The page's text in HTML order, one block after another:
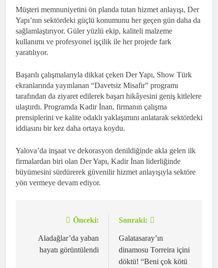
Müşteri memnuniyetini ön planda tutan hizmet anlayışı, Der
Yapı’nın sektördeki güçlü konumunu her geçen gün daha da
sağlamlaştırıyor. Güler yüzlü ekip, kaliteli malzeme
kullanımı ve profesyonel işçilik ile her projede fark
yaratılıyor.
Başarılı çalışmalarıyla dikkat çeken Der Yapı, Show Türk
ekranlarında yayınlanan “Davetsiz Misafir” programı
tarafından da ziyaret edilerek başarı hikâyesini geniş kitlelere
ulaştırdı. Programda Kadir İnan, firmanın çalışma
prensiplerini ve kalite odaklı yaklaşımını anlatarak sektördeki
iddiasını bir kez daha ortaya koydu.
Yalova’da inşaat ve dekorasyon denildiğinde akla gelen ilk
firmalardan biri olan Der Yapı, Kadir İnan liderliğinde
büyümesini sürdürerek güvenilir hizmet anlayışıyla sektöre
yön vermeye devam ediyor.
gezinmesi
Önceki:
Aladağlar’da yaban
hayatı görüntülendi
Sonraki:
Galatasaray’ın
dinamosu Torreira içini
döktü! “Beni çok kötü